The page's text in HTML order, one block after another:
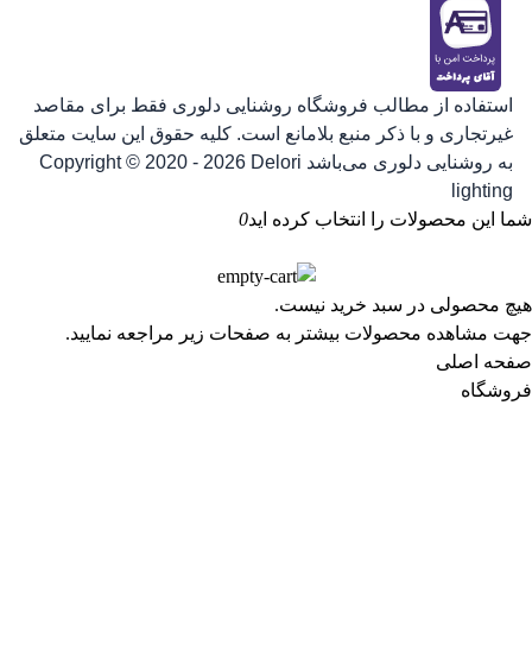
استفاده از مطالب فروشگاه روشنایی دلوری فقط برای مقاصد
غیرتجاری و با ذکر منبع بلامانع است. کلیه حقوق این سایت متعلق
به روشنایی دلوری می‌باشد Copyright © 2020 - 2026 Delori
lighting
شما این محصولات را انتخاب کرده اید0
هیچ محصولی در سبد خرید نیست.
جهت مشاهده محصولات بیشتر به صفحات زیر مراجعه نمایید.
صفحه اصلی
فروشگاه